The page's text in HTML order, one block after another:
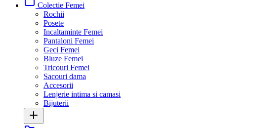
Colectie Femei
Rochii
Posete
Incaltaminte Femei
Pantaloni Femei
Geci Femei
Bluze Femei
Tricouri Femei
Sacouri dama
Accesorii
Lenjerie intima si camasi
Bijuterii